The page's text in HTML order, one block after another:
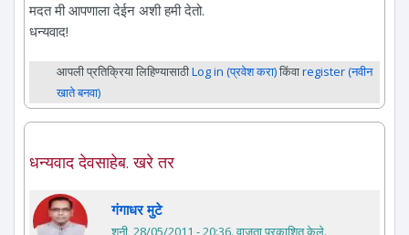
मदत मी आपणाला देईन अशी हमी देतो.
धन्यवाद!
आपली प्रतिक्रिया लिहिण्यासाठीLog in (प्रवेश करा)किंवाregister (नवीन
खाते बनवा)
धन्यवाद देवसाहेब. खरे तर
गंगाधर मुटे
शनी, 28/05/2011 - 20:36. वाजता प्रकाशित केले.